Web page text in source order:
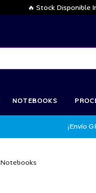
🔥 Stock Disponible
NOTEBOOKS
¡Envío
Notebooks